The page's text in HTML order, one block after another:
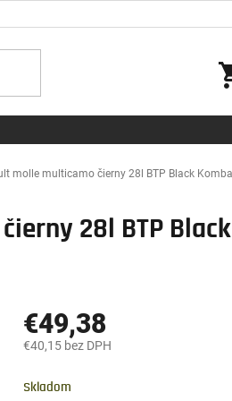
molle multicamo čierny 28l BTP Black
28l BTP
€49,38
€40,15 bez DPH
cena:
Skladom